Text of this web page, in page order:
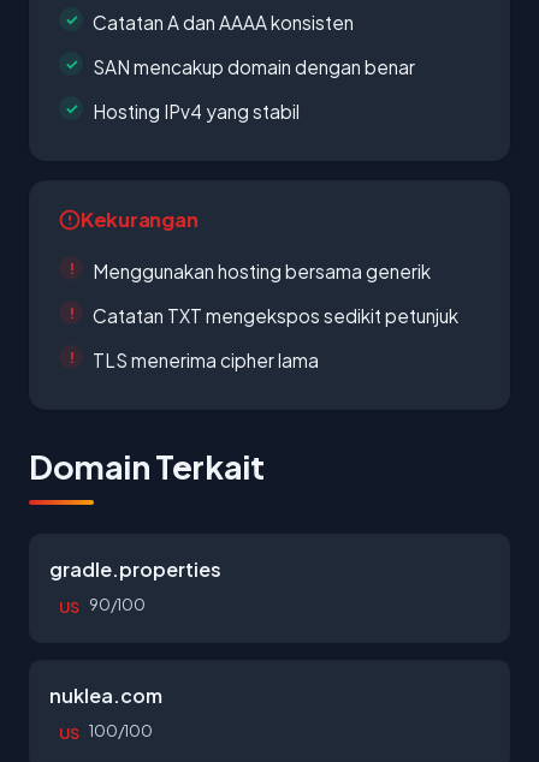
Catatan A dan AAAA konsisten
SAN mencakup domain dengan benar
Hosting IPv4 yang stabil
Kekurangan
Menggunakan hosting bersama generik
Catatan TXT mengekspos sedikit petunjuk
TLS menerima cipher lama
Domain Terkait
gradle.properties
US 90/100
nuklea.com
US 100/100